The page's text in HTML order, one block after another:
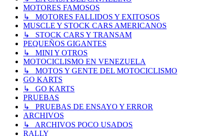
MOTORES FAMOSOS
↳ MOTORES FALLIDOS Y EXITOSOS
MUSCLE Y STOCK CARS AMERICANOS
↳ STOCK CARS Y TRANSAM
PEQUEÑOS GIGANTES
↳ MINI Y OTROS
MOTOCICLISMO EN VENEZUELA
↳ MOTOS Y GENTE DEL MOTOCICLISMO
GO KARTS
↳ GO KARTS
PRUEBAS
↳ PRUEBAS DE ENSAYO Y ERROR
ARCHIVOS
↳ ARCHIVOS POCO USADOS
RALLY